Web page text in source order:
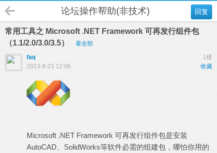
回复
论坛操作帮助(非技术)
常用工具之 Microsoft .NET Framework 可再发行组件包
（1.1/2.0/3.0/3.5）
看全部
1楼
faq
收藏
2013-8-23 12:06
Microsoft .NET Framework 可再发行组件包是安装
AutoCAD、SolidWorks等软件必需的组建包，哪怕你用的